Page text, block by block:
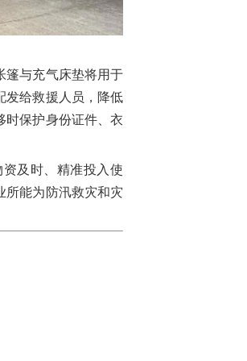
篷与充气床垫将用于
发给救援人员，降低
时保护身份证件、衣
及时、精准投入使
所能为防汛救灾和灾